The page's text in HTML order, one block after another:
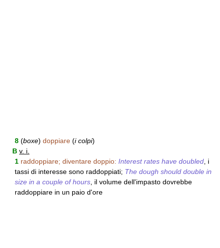
8 (boxe) doppiare (i colpi)
B v. i.
1 raddoppiare; diventare doppio: Interest rates have doubled , i
tassi di interesse sono raddoppiati; The dough should double in
size in a couple of hours , il volume dell'impasto dovrebbe
raddoppiare in un paio d'ore